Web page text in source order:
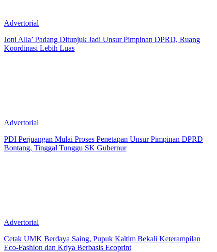
Advertorial
Joni Alla’ Padang Ditunjuk Jadi Unsur Pimpinan DPRD, Ruang
Koordinasi Lebih Luas
Advertorial
PDI Perjuangan Mulai Proses Penetapan Unsur Pimpinan DPRD
Bontang, Tinggal Tunggu SK Gubernur
Advertorial
Cetak UMK Berdaya Saing, Pupuk Kaltim Bekali Keterampilan
Eco-Fashion dan Kriya Berbasis Ecoprint